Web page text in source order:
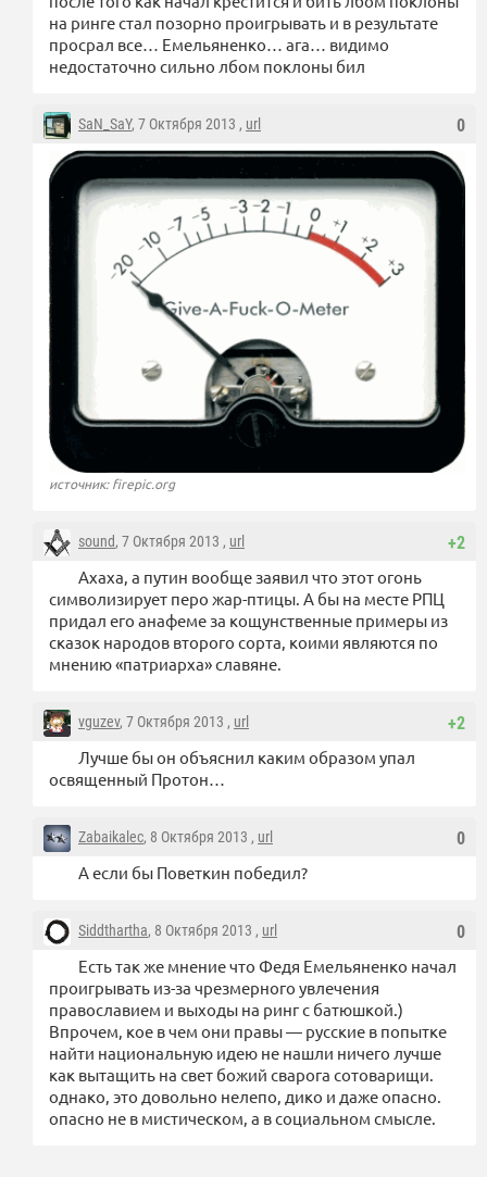
на ринге стал позорно проигрывать и в результате
просрал все… Емельяненко… ага… видимо
недостаточно сильно лбом поклоны бил
0
SaN_SaY, 7 Октября 2013 , url
источник: firepic.org
+2
sound, 7 Октября 2013 , url
Ахаха, а путин вообще заявил что этот огонь
символизирует перо жар-птицы. А бы на месте РПЦ
придал его анафеме за кощунственные примеры из
сказок народов второго сорта, коими являются по
мнению «патриарха» славяне.
+2
vguzev, 7 Октября 2013 , url
Лучше бы он объяснил каким образом упал
освященный Протон…
0
Zabaikalec, 8 Октября 2013 , url
А если бы Поветкин победил?
0
Siddthartha, 8 Октября 2013 , url
Есть так же мнение что Федя Емельяненко начал
проигрывать из-за чрезмерного увлечения
православием и выходы на ринг с батюшкой.)
Впрочем, кое в чем они правы — русские в попытке
найти национальную идею не нашли ничего лучше
как вытащить на свет божий сварога сотоварищи.
однако, это довольно нелепо, дико и даже опасно.
опасно не в мистическом, а в социальном смысле.